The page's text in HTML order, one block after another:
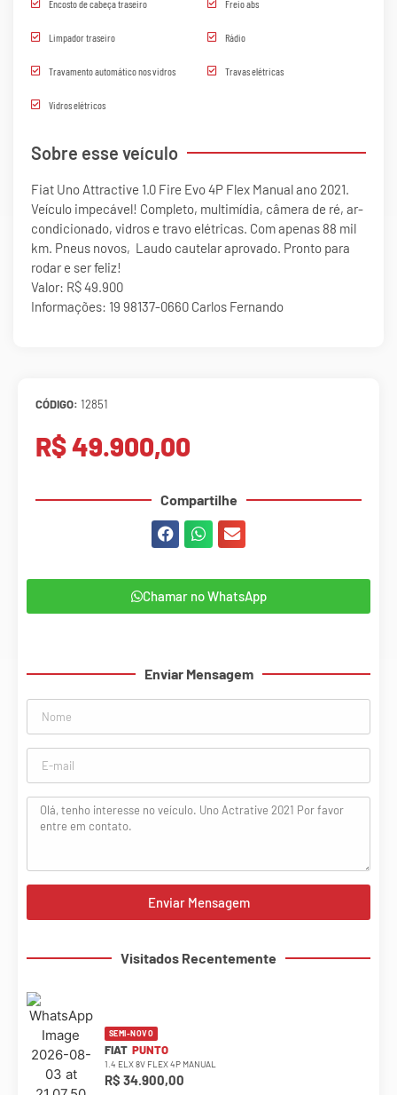
Encosto de cabeça traseiro Freio abs
Limpador traseiro Rádio
Travamento automático nos vidros Travas elétricas
Vidros elétricos
Sobre esse veículo
Fiat Uno Attractive 1.0 Fire Evo 4P Flex Manual ano 2021.
Veículo impecável! Completo, multimídia, câmera de ré, ar-
condicionado, vidros e travo elétricas. Com apenas 88 mil
km. Pneus novos, Laudo cautelar aprovado. Pronto para
rodar e ser feliz!
Valor: R$ 49.900
Informações: 19 98137-0660 Carlos Fernando
CÓDIGO: 12851
R$ 49.900,00
Compartilhe
Chamar no WhatsApp
Enviar Mensagem
Enviar Mensagem
Visitados Recentemente
SEMI-NOVO
FIAT PUNTO
1.4 ELX 8V FLEX 4P MANUAL
R$ 34.900,00